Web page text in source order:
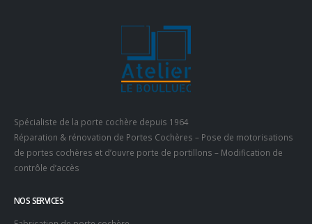
Spécialiste de la porte cochère depuis 1964
Réparation & rénovation de Portes Cochères – Pose de motorisations
de portes cochères et d’ouvre porte de portillons – Modification de
contrôle d’accès
NOS SERVICES